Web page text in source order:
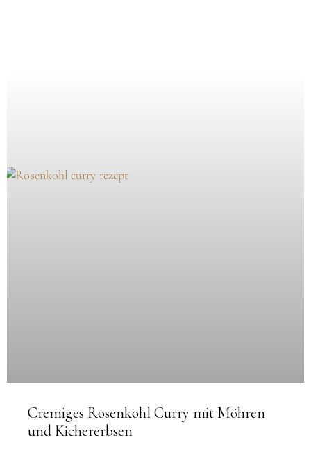
Cremiges Rosenkohl Curry mit Möhren
und Kichererbsen